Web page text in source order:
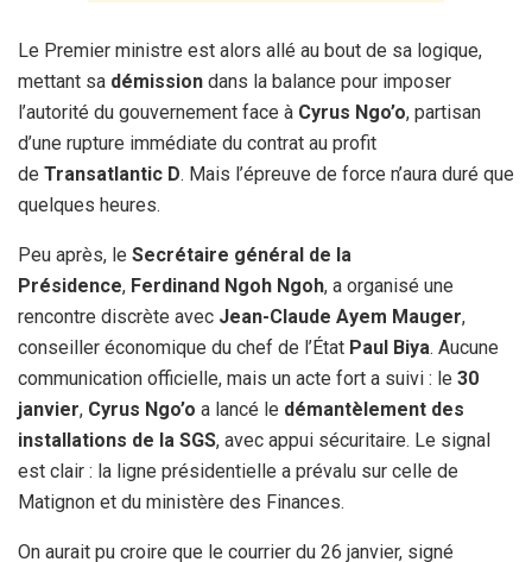
Le Premier ministre est alors allé au bout de sa logique,
mettant sa démission dans la balance pour imposer
l’autorité du gouvernement face à Cyrus Ngo’o, partisan
d’une rupture immédiate du contrat au profit
de Transatlantic D. Mais l’épreuve de force n’aura duré que
quelques heures.
Peu après, le Secrétaire général de la
Présidence, Ferdinand Ngoh Ngoh, a organisé une
rencontre discrète avec Jean-Claude Ayem Mauger,
conseiller économique du chef de l’État Paul Biya. Aucune
communication officielle, mais un acte fort a suivi : le 30
janvier, Cyrus Ngo’o a lancé le démantèlement des
installations de la SGS, avec appui sécuritaire. Le signal
est clair : la ligne présidentielle a prévalu sur celle de
Matignon et du ministère des Finances.
On aurait pu croire que le courrier du 26 janvier, signé